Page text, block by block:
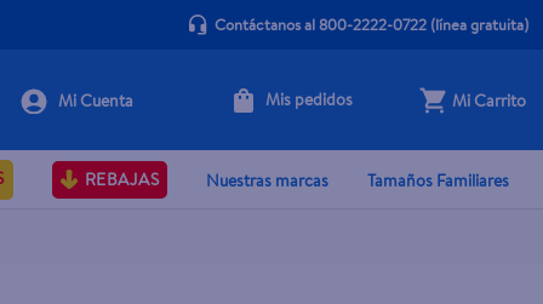
Contáctanos al 800-2222-0722(línea gratuita)
Mis pedidos Mi Carrito
REBAJAS Nuestras marcas Tamaños Familiares
+ Agregar